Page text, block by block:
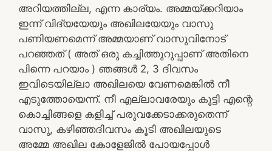
അറിയത്തില്ല, എന്ന കാര്യം. അമ്മയ്ക്കറിയാം
ഇന്ന് വിദ്യയേയും അഖിലയേയും വാസു
പണിയണമെന്ന് അമ്മയാണ് വാസുവിനോട്
പറഞ്ഞത് ( അത് ഒരു കച്ചിത്തുറുപ്പാണ് അതിനെ
പിന്നെ പറയാം ) ഞങ്ങള്‍ 2, 3 ദിവസം
ഇവിടെയില്ലാ അഖിലയെ വേണമെങ്കില്‍ നീ
എടുത്തോയെന്ന്. നീ എല്ലാവരേയും കൂട്ടി എന്റെ
കൊച്ചിങ്ങളെ കളിച്ച് പരുവക്കേടാക്കരുതെന്ന്
വാസു, കഴിഞ്ഞദിവസം കൂടി അഖിലയുടെ
അമ്മേ അഖില കോളേജില്‍ പോയപ്പോള്‍